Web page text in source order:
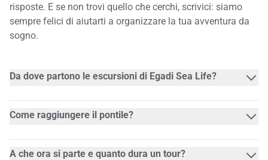
risposte. E se non trovi quello che cerchi, scrivici: siamo
sempre felici di aiutarti a organizzare la tua avventura da
sogno.
Da dove partono le escursioni di Egadi Sea Life?
Come raggiungere il pontile?
A che ora si parte e quanto dura un tour?